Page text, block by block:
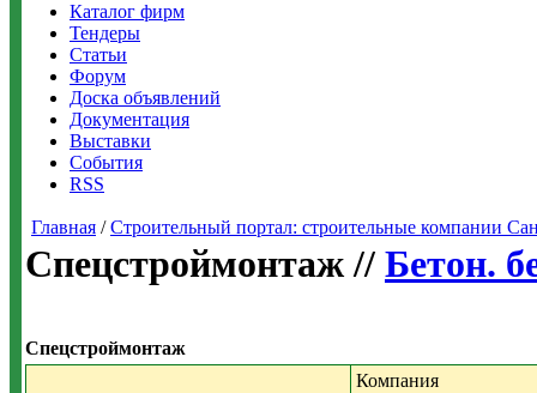
Каталог фирм
Тендеры
Статьи
Форум
Доска объявлений
Документация
Выставки
События
RSS
Главная /Строительный портал: строительные компании
Спецстроймонтаж // Бетон.
Спецстроймонтаж
Компания